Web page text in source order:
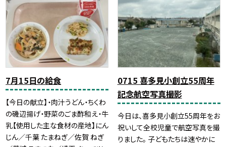
7月15日の給食
【今日の献立】・肉汁うどん・ちくわ
の磯辺揚げ・野菜のごま酢和え・牛
乳【使用した主な食材の産地】にん
じん／千葉 たまねぎ／佐賀 ねぎ
0715 喜多見小創立55周年
記念航空写真撮影
今日は、喜多見小創立55周年をお
祝いして全校児童で航空写真を撮
りました。 子どもたちは速やかに